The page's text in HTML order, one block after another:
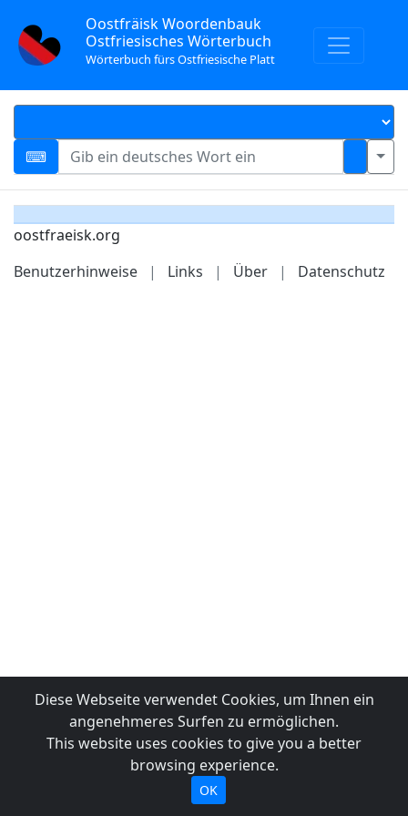
Oostfräisk Woordenbauk
Ostfriesisches Wörterbuch
Wörterbuch fürs Ostfriesische Platt
oostfraeisk.org
Benutzerhinweise
| Links | Über | Datenschutz
Diese Webseite verwendet Cookies, um Ihnen ein
angenehmeres Surfen zu ermöglichen.
This website uses cookies to give you a better
browsing experience.
OK